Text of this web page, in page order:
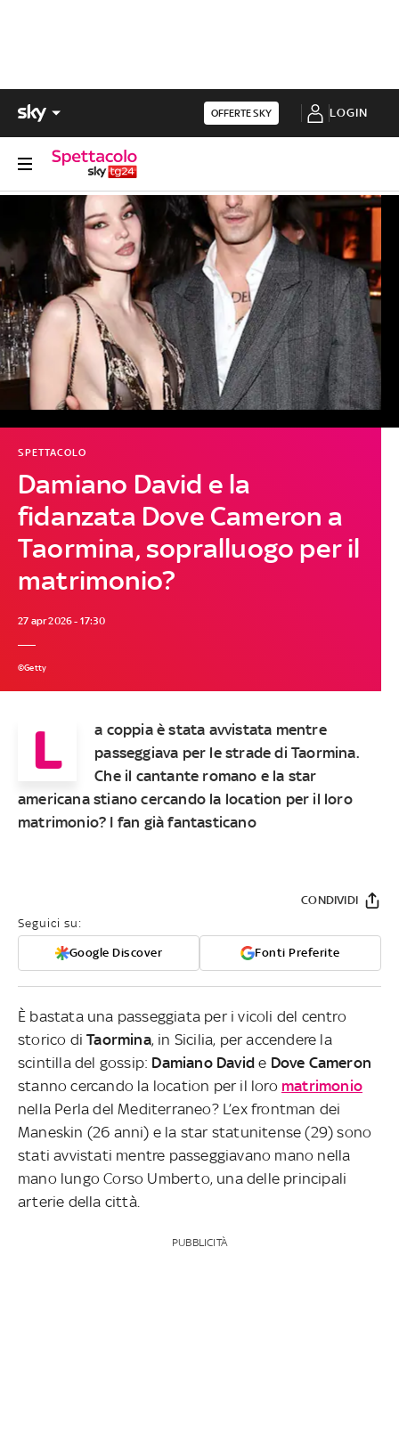
OFFERTE SKY LOGIN
Damiano David e la
fidanzata Dove Cameron a
Taormina, sopralluogo per il
matrimonio?
SPETTACOLO
27 apr 2026 - 17:30
©Getty
L
a coppia è stata avvistata mentre
passeggiava per le strade di Taormina.
Che il cantante romano e la star
americana stiano cercando la location per il loro
matrimonio? I fan già fantasticano
Seguici su:
Google Discover Fonti Preferite
CONDIVIDI
È bastata una passeggiata per i vicoli del centro
storico diTaormina, in Sicilia, per accendere la
scintilla del gossip: Damiano David e Dove Cameron
stanno cercando la location per il loro matrimonio
nella Perla del Mediterraneo? L’ex frontman dei
Maneskin (26 anni) e la star statunitense (29) sono
stati avvistati mentre passeggiavano mano nella
mano lungo Corso Umberto, una delle principali
arterie della città.
PUBBLICITÀ